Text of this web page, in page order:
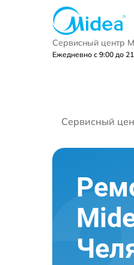
Сервисный центр
Ежедневно с 9:00 до
Сервисный